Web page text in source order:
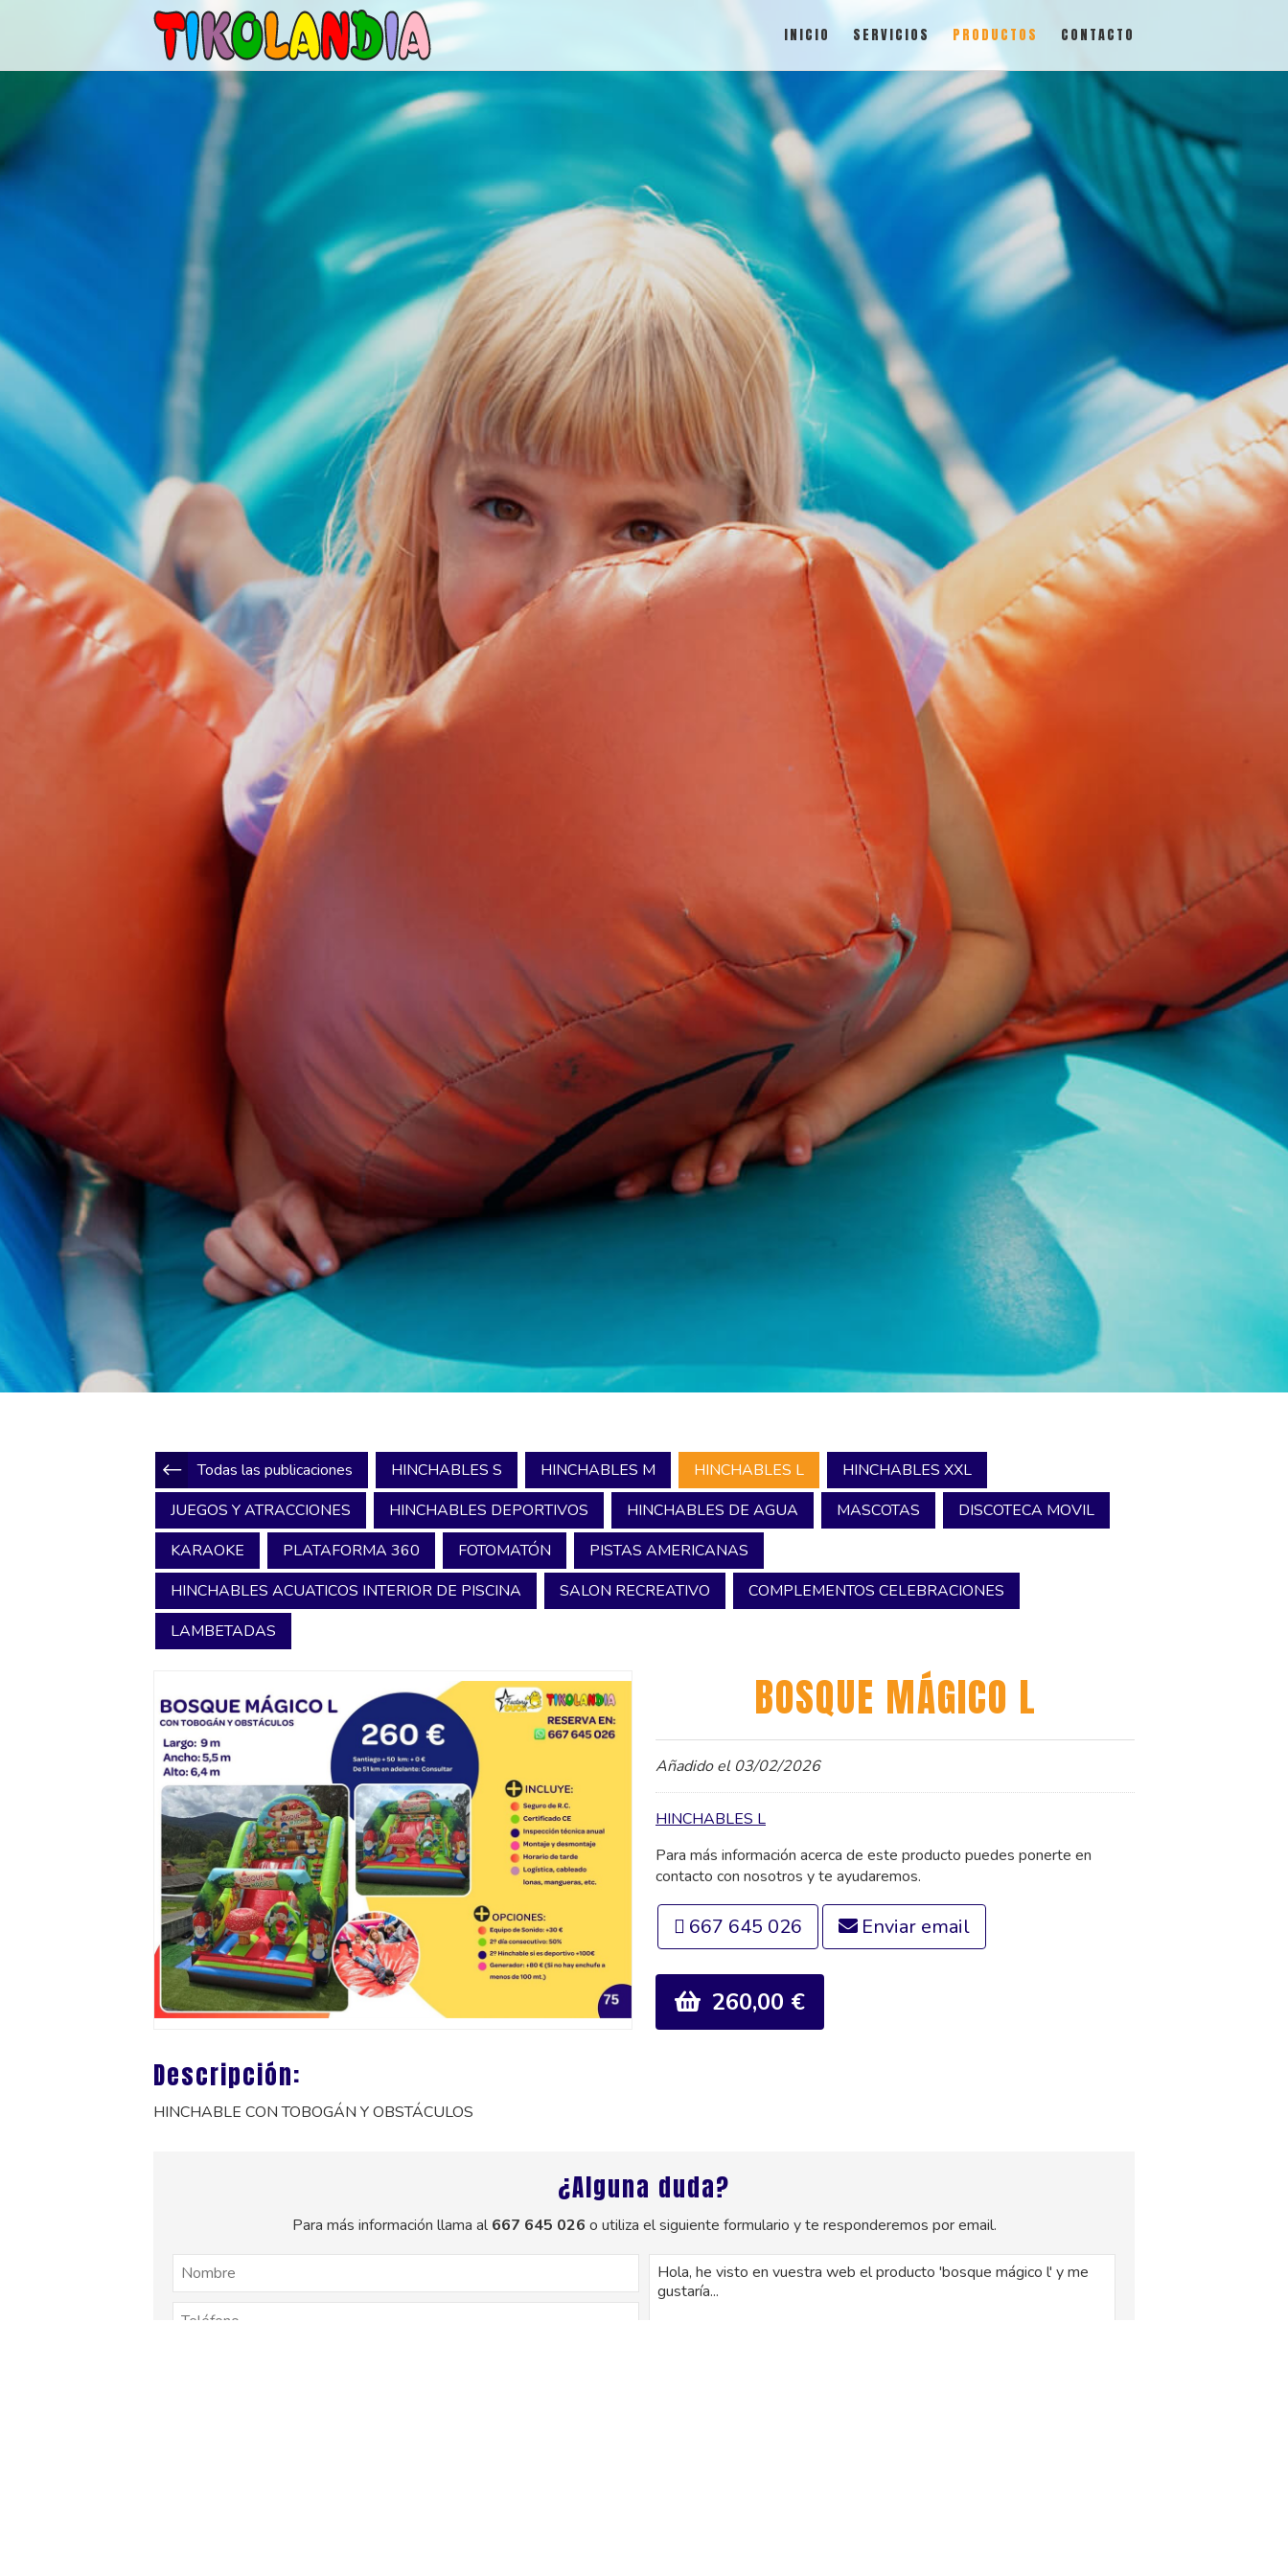
INICIO SERVICIOS PRODUCTOS CONTACTO
Todas las publicaciones HINCHABLES S HINCHABLES M HINCHABLES L
HINCHABLES XXL
JUEGOS Y ATRACCIONES
HINCHABLES DEPORTIVOS HINCHABLES DE AGUA MASCOTAS
DISCOTECA MOVIL
KARAOKE
PLATAFORMA 360 FOTOMATÓN
PISTAS AMERICANAS
HINCHABLES ACUATICOS INTERIOR DE PISCINA
SALON RECREATIVO
COMPLEMENTOS CELEBRACIONES
LAMBETADAS
BOSQUE MÁGICO L
Añadido el 03/02/2026
HINCHABLES L
Para más información acerca de este producto puedes ponerte en
contacto con nosotros y te ayudaremos.
667 645 026 Enviar email
260,00 €
Descripción:
HINCHABLE CON TOBOGÁN Y OBSTÁCULOS
¿Alguna duda?
Para más información llama al667 645 026 o utiliza el siguiente formulario y te responderemos por email.